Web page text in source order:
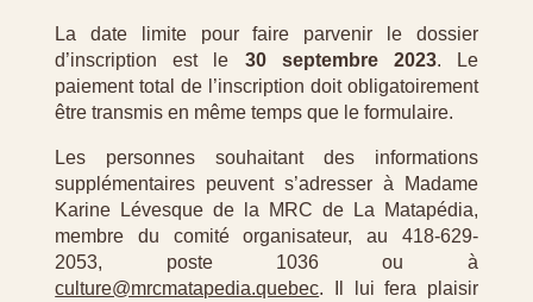
La date limite pour faire parvenir le dossier
d’inscription est le 30 septembre 2023. Le
paiement total de l’inscription doit obligatoirement
être transmis en même temps que le formulaire.
Les personnes souhaitant des informations
supplémentaires peuvent s’adresser à Madame
Karine Lévesque de la MRC de La Matapédia,
membre du comité organisateur, au 418-629-
2053, poste 1036 ou à
culture@mrcmatapedia.quebec. Il lui fera plaisir